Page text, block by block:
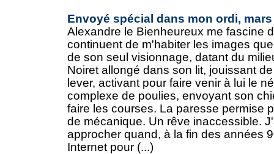
Envoyé spécial dans mon ordi, mars
Alexandre le Bienheureux me fascine
continuent de m'habiter les images
de son seul visionnage, datant du
Noiret allongé dans son lit, jouissant
lever, activant pour faire venir à lui le
complexe de poulies, envoyant son
faire les courses. La paresse permise
de mécanique. Un rêve inaccessible.
approcher quand, à la fin des années
Internet pour (...)